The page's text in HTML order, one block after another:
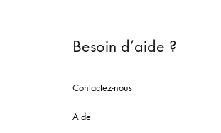
Besoin d’aide ?
Contactez-nous
Aide